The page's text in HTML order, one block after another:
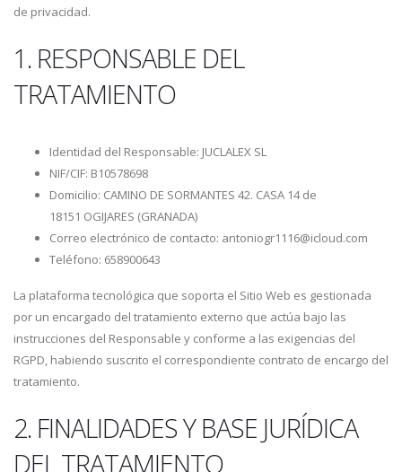
de privacidad.
1. RESPONSABLE DEL
TRATAMIENTO
Identidad del Responsable: JUCLALEX SL
NIF/CIF: B10578698
Domicilio: CAMINO DE SORMANTES 42. CASA 14 de
18151 OGIJARES (GRANADA)
Correo electrónico de contacto: antoniogr1116@icloud.com
Teléfono: 658900643
La plataforma tecnológica que soporta el Sitio Web es gestionada
por un encargado del tratamiento externo que actúa bajo las
instrucciones del Responsable y conforme a las exigencias del
RGPD, habiendo suscrito el correspondiente contrato de encargo del
tratamiento.
2. FINALIDADES Y BASE JURÍDICA
DEL TRATAMIENTO